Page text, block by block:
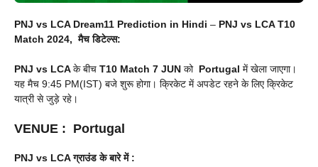
PNJ vs LCA Dream11 Prediction in Hindi – PNJ vs LCA T10
Match 2024, मैच डिटेल्स:
PNJ vs LCAके बीच T10 Match 7 JUN को Portugal में खेला जाएगा।
यह मैच 9:45 PM(IST) बजे शुरू होगा। क्रिकेट में अपडेट रहने के लिए क्रिकेट
यात्री से जुड़े रहे।
VENUE : Portugal
PNJ vs LCAग्राउंड के बारे में :